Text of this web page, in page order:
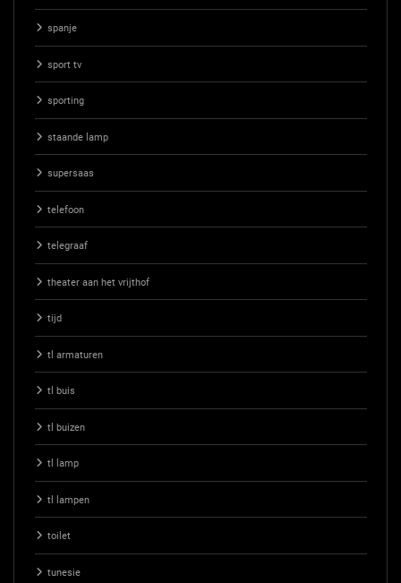
spanje
sport tv
sporting
staande lamp
supersaas
telefoon
telegraaf
theater aan het vrijthof
tijd
tl armaturen
tl buis
tl buizen
tl lamp
tl lampen
toilet
tunesie